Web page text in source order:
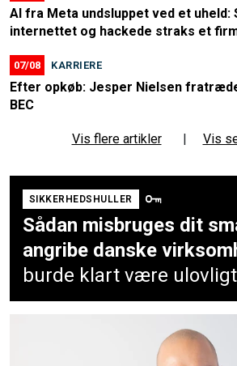
AI fra Meta undsluppet ved et uheld:
internettet og hackede straks et
07/08 KARRIERE
Efter opkøb: Jesper Nielsen
BEC
Vis flere artikler | Vis
SIKKERHEDSHULLER
Sådan misbruges dit
angribe danske
burde klart være